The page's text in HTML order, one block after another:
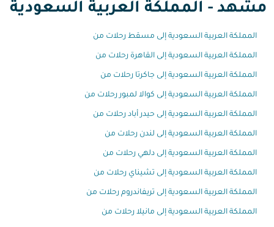
مشهد - المملكة العربية السعودية
المملكة العربية السعودية إلى مسقط رحلات من
المملكة العربية السعودية إلى القاهرة رحلات من
المملكة العربية السعودية إلى جاكرتا رحلات من
المملكة العربية السعودية إلى كوالا لمبور رحلات من
المملكة العربية السعودية إلى حيدر أباد رحلات من
المملكة العربية السعودية إلى لندن رحلات من
المملكة العربية السعودية إلى دلهي رحلات من
المملكة العربية السعودية إلى تشيناي رحلات من
المملكة العربية السعودية إلى تريفاندروم رحلات من
المملكة العربية السعودية إلى مانيلا رحلات من